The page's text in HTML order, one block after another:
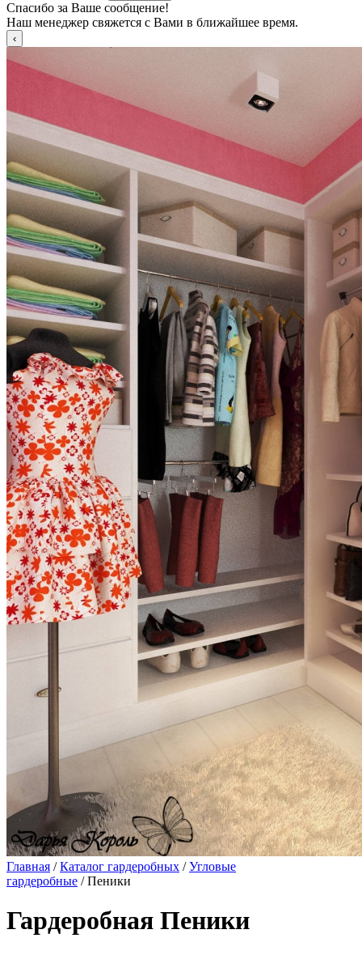
Спасибо за Ваше сообщение!
Наш менеджер свяжется с Вами в ближайшее время.
Главная /Каталог гардеробных /Угловые
гардеробные / Пеники
Гардеробная Пеники